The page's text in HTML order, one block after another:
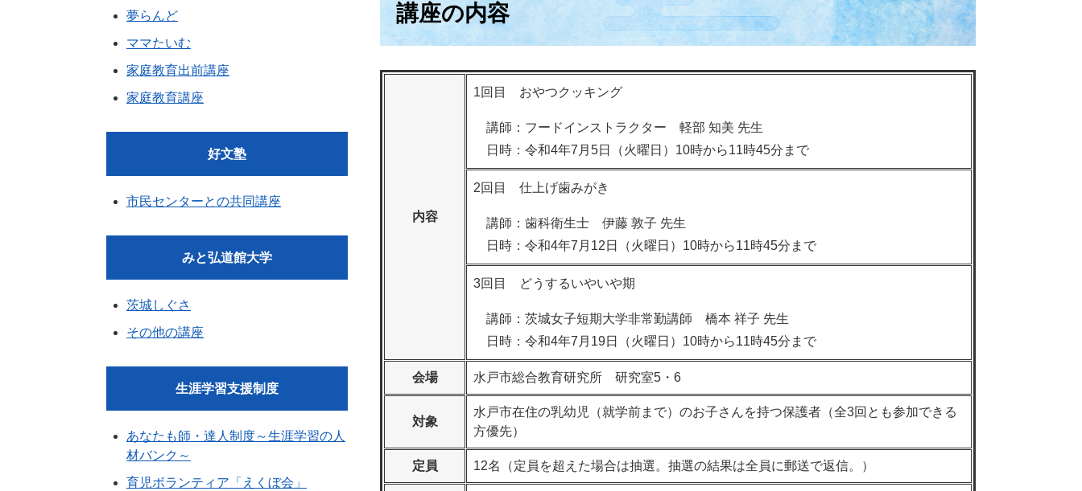
講座の内容
内容
1回目 おやつクッキング
講師：フードインストラクター 軽部 知美 先生
日時：令和4年7月5日（火曜日）10時から11時45分まで
2回目 仕上げ歯みがき
講師：歯科衛生士 伊藤 敦子 先生
日時：令和4年7月12日（火曜日）10時から11時45分まで
3回目 どうするいやいや期
講師：茨城女子短期大学非常勤講師 橋本 祥子 先生
日時：令和4年7月19日（火曜日）10時から11時45分まで
会場 水戸市総合教育研究所 研究室5・6
対象
水戸市在住の乳幼児（就学前まで）のお子さんを持つ保護者（全3回とも参加できる
方優先）
定員 12名（定員を超えた場合は抽選。抽選の結果は全員に郵送で返信。）
夢らんど
ママたいむ
家庭教育出前講座
家庭教育講座
好文塾
市民センターとの共同講座
みと弘道館大学
茨城しぐさ
その他の講座
生涯学習支援制度
あなたも師・達人制度～生涯学習の人
材バンク～
育児ボランティア「えくぼ会」